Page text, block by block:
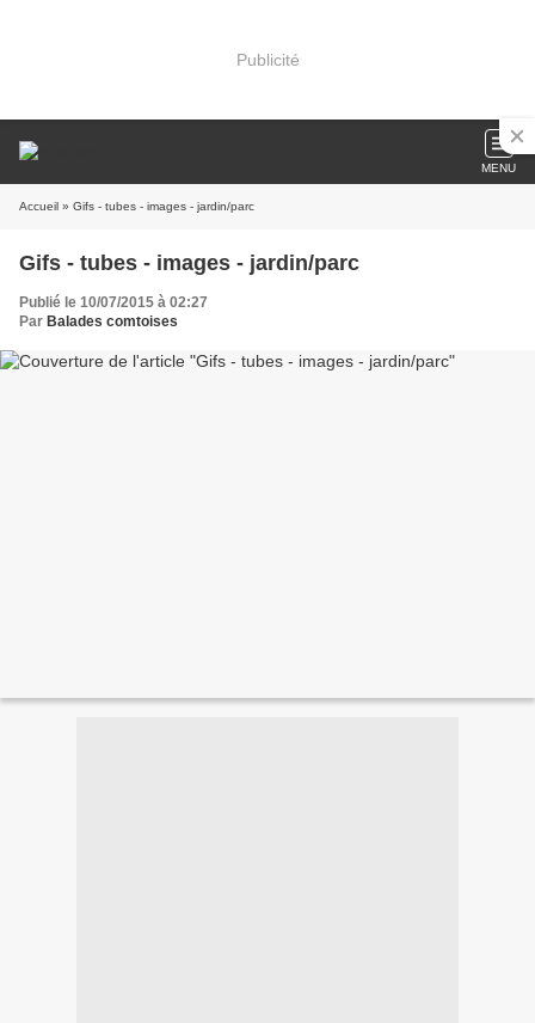
Publicité
MENU
Accueil » Gifs - tubes - images - jardin/parc
Gifs - tubes - images - jardin/parc
Publié le 10/07/2015 à 02:27
Par Balades comtoises